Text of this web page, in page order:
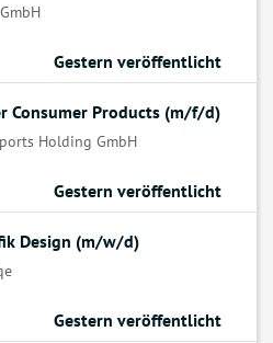
Gestern veröffentlicht
Consumer Products (m/f/d)
Holding GmbH
Gestern veröffentlicht
Design (m/w/d)
Gestern veröffentlicht